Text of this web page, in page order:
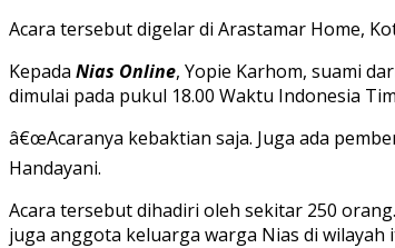
Acara tersebut digelar di Arastamar Home,
Kepada Nias Online, Yopie Karhom, suami
dimulai pada pukul 18.00 Waktu Indonesia
â€œAcaranya kebaktian saja. Juga ada
Handayani.
Acara tersebut dihadiri oleh sekitar 250
juga anggota keluarga warga Nias di wilayah